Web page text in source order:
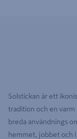
Solstickan är ett
tradition och en varm
breda användnings
hemmet, jobbet och